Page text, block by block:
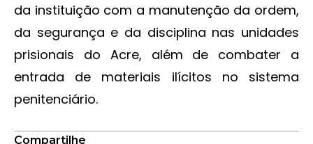
da instituição com a manutenção da ordem,
da segurança e da disciplina nas unidades
prisionais do Acre, além de combater a
entrada de materiais ilícitos no sistema
penitenciário.
Compartilhe